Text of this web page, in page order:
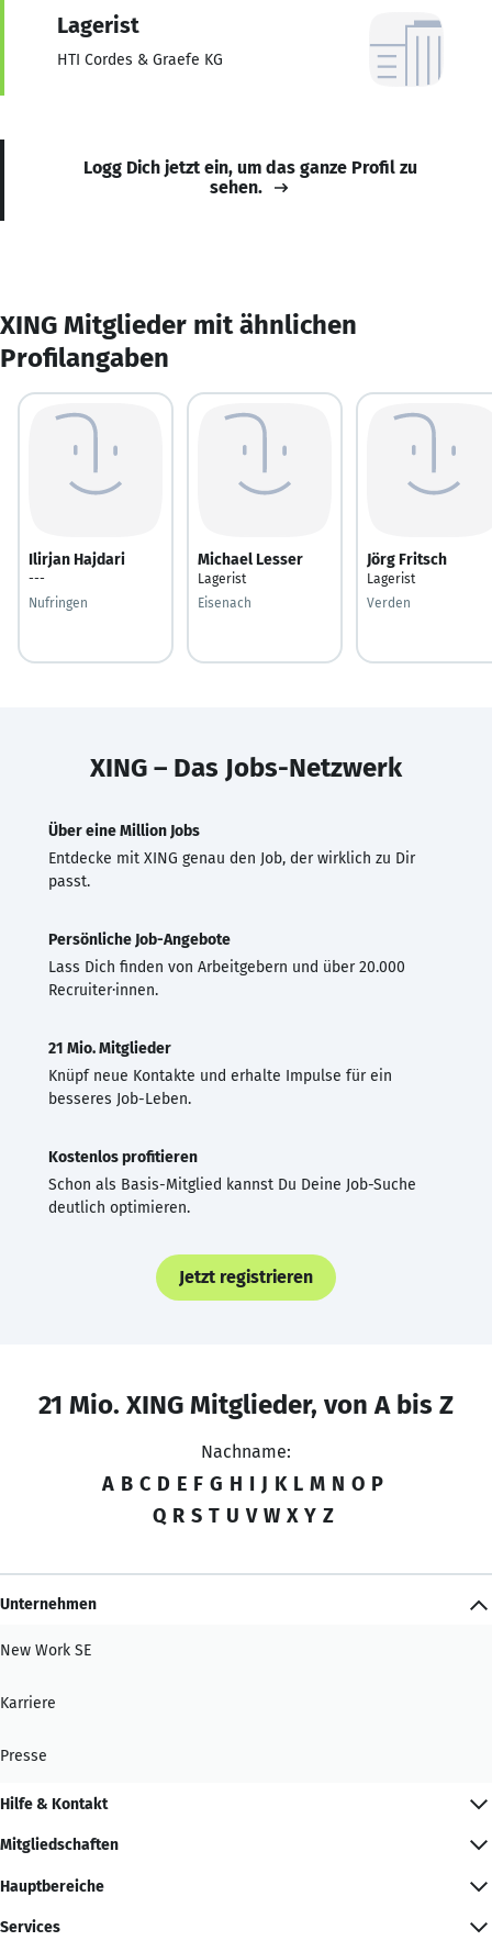
Lagerist
HTI Cordes & Graefe KG
Logg Dich jetzt ein, um das ganze Profil zu
sehen.
XING Mitglieder mit ähnlichen
Profilangaben
Ilirjan Hajdari
---
Nufringen
Michael Lesser
Lagerist
Eisenach
Jörg Fritsch
Lagerist
Verden
XING – Das Jobs-Netzwerk
Über eine Million Jobs
Entdecke mit XING genau den Job, der wirklich zu Dir
passt.
Persönliche Job-Angebote
Lass Dich finden von Arbeitgebern und über 20.000
Recruiter·innen.
21 Mio. Mitglieder
Knüpf neue Kontakte und erhalte Impulse für ein
besseres Job-Leben.
Kostenlos profitieren
Schon als Basis-Mitglied kannst Du Deine Job-Suche
deutlich optimieren.
Jetzt registrieren
21 Mio. XING Mitglieder, von A bis Z
Nachname:
A B C D E F G H I J K L M N O P
Q R S T U V W X Y Z
Unternehmen
New Work SE
Karriere
Presse
Hilfe & Kontakt
Mitgliedschaften
Hauptbereiche
Services